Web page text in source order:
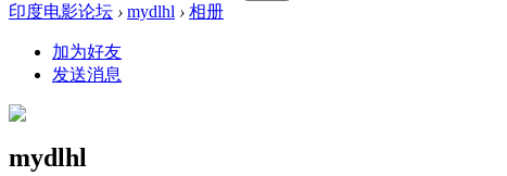
印度电影论坛 › mydlhl › 相册
加为好友
发送消息
mydlhl